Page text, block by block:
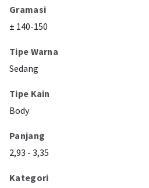
Gramasi
± 140-150
Tipe Warna
Sedang
Tipe Kain
Body
Panjang
2,93 - 3,35
Kategori